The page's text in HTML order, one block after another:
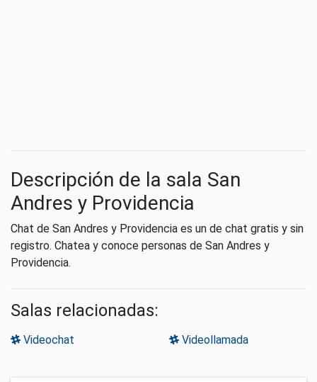
Descripción de la sala San
Andres y Providencia
Chat de San Andres y Providencia es un de chat gratis y sin
registro. Chatea y conoce personas de San Andres y
Providencia.
Salas relacionadas:
Videochat Videollamada